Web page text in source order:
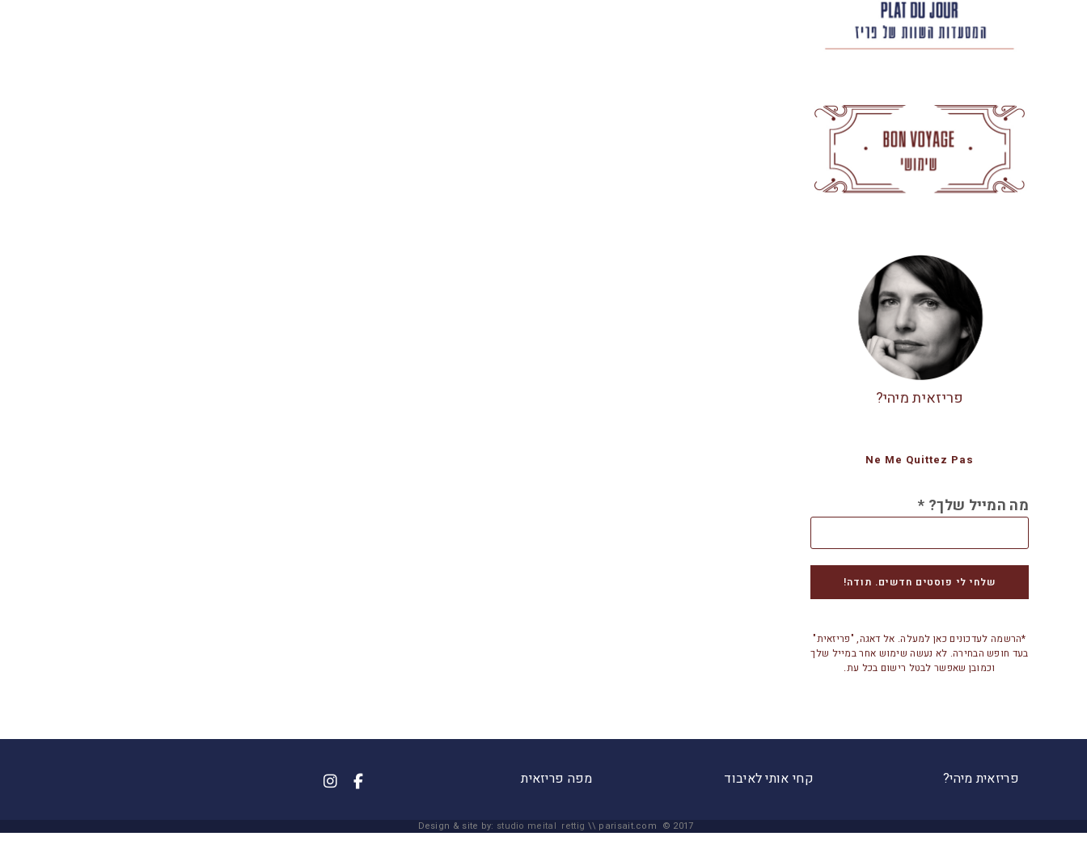
פריזאית מיהי?
Ne Me Quittez Pas
מה המייל שלך? *
*הרשמה לעדכונים כאן למעלה. אל דאגה, "פריזאית"
בעד חופש הבחירה. לא נעשה שימוש אחר במייל שלך
וכמובן שאפשר לבטל רישום בכל עת.
פריזאית מיהי? קחי אותי לאיבוד מפה פריזאית
Design & site by: studio meital rettig \\ parisait.com © 2017